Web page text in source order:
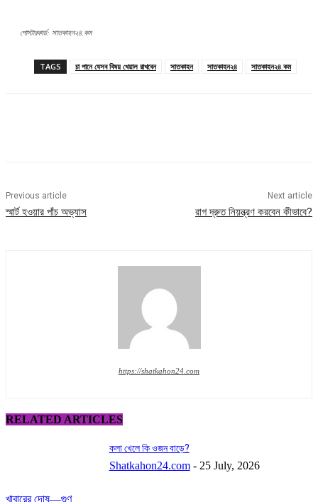
পোস্টারকার্ড: সাতকাহন২৪.কম
TAGS চা পানে যেসব বিষয় খেয়াল রাখবেন সাতকাহন সাতকাহন২৪ সাতকাহন২৪.কম
Previous article
স্মার্ট হওয়ার পাঁচ অভ্যাস
Next article
রাগ দ্রুত নিয়ন্ত্রণ করবেন কীভাবে?
https://shatkahon24.com
RELATED ARTICLES
খাবারের দোষ—গুণ
কলা খেলে কি ওজন বাড়ে?
Shatkahon24.com - 25 July, 2026